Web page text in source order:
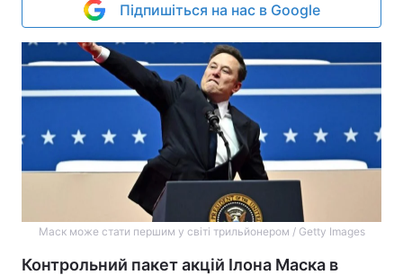
Підпишіться на нас в Google
Маск може стати першим у світі трильйонером / Getty Images
Контрольний пакет акцій Ілона Маска в